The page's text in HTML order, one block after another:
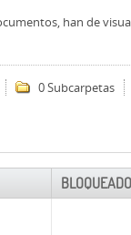
han de
0 Subcarpetas
BLOQUEADO